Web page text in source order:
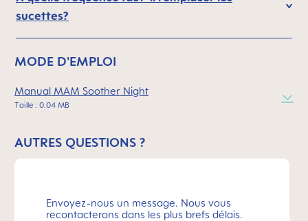
sucettes?
MODE D'EMPLOI
Manual MAM Soother Night
Taille : 0.04 MB
AUTRES QUESTIONS ?
Envoyez-nous un message. Nous vous
recontacterons dans les plus brefs délais.